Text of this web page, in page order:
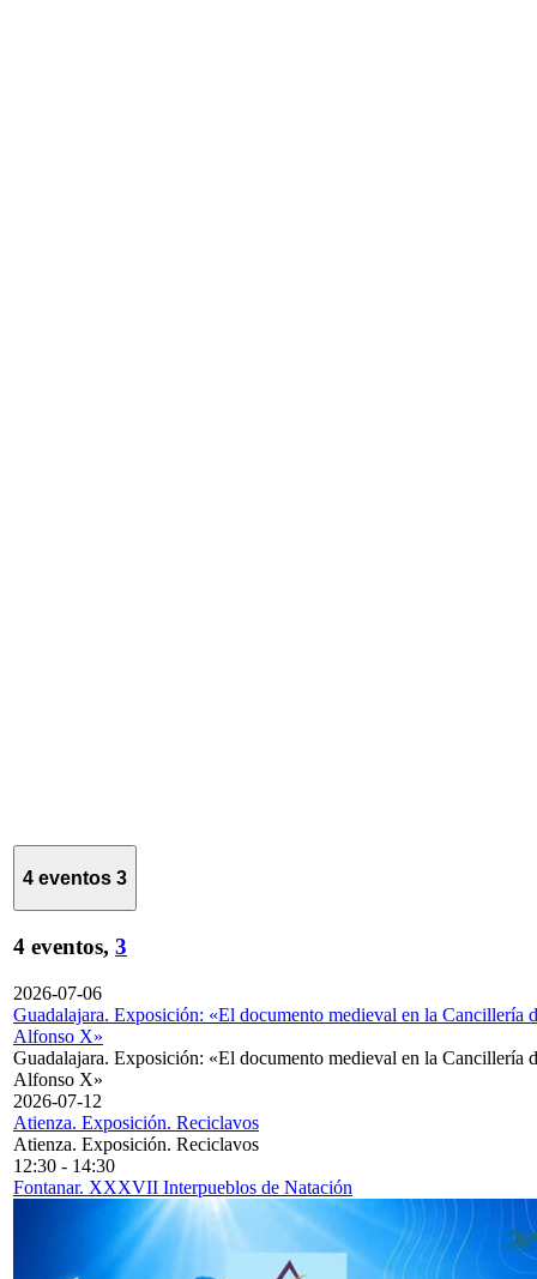
4 eventos 3
4 eventos, 3
2026-07-06
Guadalajara. Exposición: «El documento medieval en la Cancillería
Alfonso X»
Guadalajara. Exposición: «El documento medieval en la Cancillería
Alfonso X»
2026-07-12
Atienza. Exposición. Reciclavos
Atienza. Exposición. Reciclavos
12:30 - 14:30
Fontanar. XXXVII Interpueblos de Natación